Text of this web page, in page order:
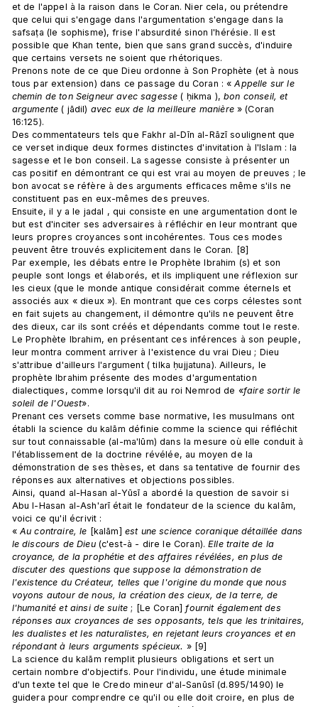
et de l'appel à la raison dans le Coran. Nier cela, ou prétendre
que celui qui s'engage dans l'argumentation s'engage dans la
safsaṭa (le sophisme), frise l'absurdité sinon l'hérésie. Il est
possible que Khan tente, bien que sans grand succès, d'induire
que certains versets ne soient que rhétoriques.
Prenons note de ce que Dieu ordonne à Son Prophète (et à nous
tous par extension) dans ce passage du Coran : « Appelle sur le
chemin de ton Seigneur avec sagesse ( ḥikma ), bon conseil, et
argumente ( jādil) avec eux de la meilleure manière » (Coran
16:125).
Des commentateurs tels que Fakhr al-Dīn al-Rāzī soulignent que
ce verset indique deux formes distinctes d'invitation à l'Islam : la
sagesse et le bon conseil. La sagesse consiste à présenter un
cas positif en démontrant ce qui est vrai au moyen de preuves ; le
bon avocat se réfère à des arguments efficaces même s'ils ne
constituent pas en eux-mêmes des preuves.
Ensuite, il y a le jadal , qui consiste en une argumentation dont le
but est d'inciter ses adversaires à réfléchir en leur montrant que
leurs propres croyances sont incohérentes. Tous ces modes
peuvent être trouvés explicitement dans le Coran. [8]
Par exemple, les débats entre le Prophète Ibrahim (s) et son
peuple sont longs et élaborés, et ils impliquent une réflexion sur
les cieux (que le monde antique considérait comme éternels et
associés aux « dieux »). En montrant que ces corps célestes sont
en fait sujets au changement, il démontre qu'ils ne peuvent être
des dieux, car ils sont créés et dépendants comme tout le reste.
Le Prophète Ibrahim, en présentant ces inférences à son peuple,
leur montra comment arriver à l'existence du vrai Dieu ; Dieu
s'attribue d'ailleurs l'argument ( tilka ḥujjatuna). Ailleurs, le
prophète Ibrahim présente des modes d'argumentation
dialectiques, comme lorsqu'il dit au roi Nemrod de «faire sortir le
soleil de l'Ouest».
Prenant ces versets comme base normative, les musulmans ont
établi la science du kalām définie comme la science qui réfléchit
sur tout connaissable (al-ma'lūm) dans la mesure où elle conduit à
l'établissement de la doctrine révélée, au moyen de la
démonstration de ses thèses, et dans sa tentative de fournir des
réponses aux alternatives et objections possibles.
Ainsi, quand al-Hasan al-Yūsī a abordé la question de savoir si
Abu l-Hasan al-Ash'arī était le fondateur de la science du kalām,
voici ce qu'il écrivit :
« Au contraire, le [kalām] est une science coranique détaillée dans
le discours de Dieu (c'est-à - dire le Coran). Elle traite de la
croyance, de la prophétie et des affaires révélées, en plus de
discuter des questions que suppose la démonstration de
l'existence du Créateur, telles que l'origine du monde que nous
voyons autour de nous, la création des cieux, de la terre, de
l'humanité et ainsi de suite ; [Le Coran] fournit également des
réponses aux croyances de ses opposants, tels que les trinitaires,
les dualistes et les naturalistes, en rejetant leurs croyances et en
répondant à leurs arguments spécieux. » [9]
La science du kalām remplit plusieurs obligations et sert un
certain nombre d'objectifs. Pour l'individu, une étude minimale
d'un texte tel que le Credo mineur d'al-Sanūsī (d.895/1490) le
guidera pour comprendre ce qu'il ou elle doit croire, en plus de